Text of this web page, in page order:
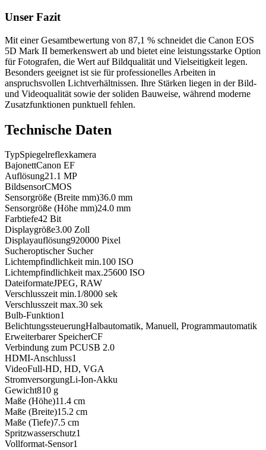
Unser Fazit
Mit einer Gesamtbewertung von 87,1 % schneidet die Canon EOS
5D Mark II bemerkenswert ab und bietet eine leistungsstarke Option
für Fotografen, die Wert auf Bildqualität und Vielseitigkeit legen.
Besonders geeignet ist sie für professionelles Arbeiten in
anspruchsvollen Lichtverhältnissen. Ihre Stärken liegen in der Bild-
und Videoqualität sowie der soliden Bauweise, während moderne
Zusatzfunktionen punktuell fehlen.
Technische Daten
TypSpiegelreflexkamera
BajonettCanon EF
Auflösung21.1 MP
BildsensorCMOS
Sensorgröße (Breite mm)36.0 mm
Sensorgröße (Höhe mm)24.0 mm
Farbtiefe42 Bit
Displaygröße3.00 Zoll
Displayauflösung920000 Pixel
Sucheroptischer Sucher
Lichtempfindlichkeit min.100 ISO
Lichtempfindlichkeit max.25600 ISO
DateiformateJPEG, RAW
Verschlusszeit min.1/8000 sek
Verschlusszeit max.30 sek
Bulb-Funktion1
BelichtungssteuerungHalbautomatik, Manuell, Programmautomatik
Erweiterbarer SpeicherCF
Verbindung zum PCUSB 2.0
HDMI-Anschluss1
VideoFull-HD, HD, VGA
StromversorgungLi-Ion-Akku
Gewicht810 g
Maße (Höhe)11.4 cm
Maße (Breite)15.2 cm
Maße (Tiefe)7.5 cm
Spritzwasserschutz1
Vollformat-Sensor1